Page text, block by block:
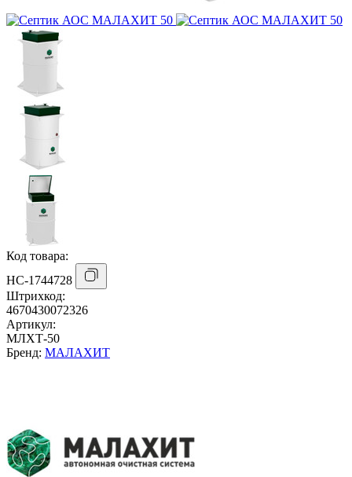
Код товара:
НС-1744728
Штрихкод:
4670430072326
Артикул:
МЛХТ-50
Бренд: МАЛАХИТ